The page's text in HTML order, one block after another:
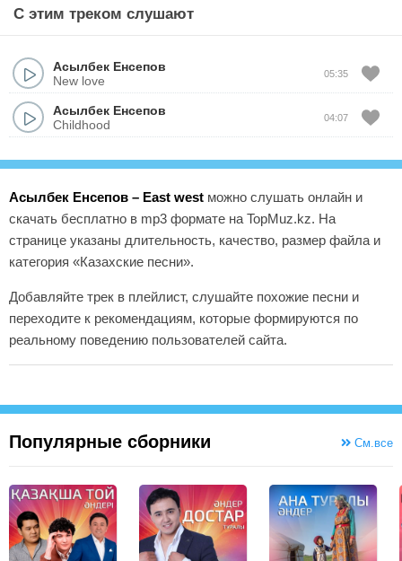
С этим треком слушают
Асылбек Енсепов
New love
05:35
Асылбек Енсепов
Childhood
04:07
Асылбек Енсепов – East west можно слушать онлайн и
скачать бесплатно в mp3 формате на TopMuz.kz. На
странице указаны длительность, качество, размер файла и
категория «Казахские песни».
Добавляйте трек в плейлист, слушайте похожие песни и
переходите к рекомендациям, которые формируются по
реальному поведению пользователей сайта.
Популярные сборники См.все